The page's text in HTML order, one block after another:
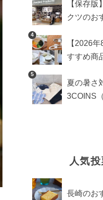
【保存
クツのお
4
【2026
すすめ商
5
夏の暑さ
3COINS
人気
長崎のお